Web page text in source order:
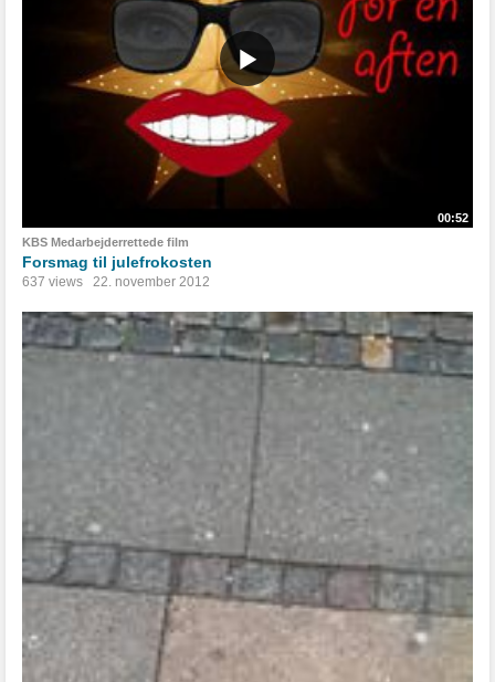
00:52
KBS Medarbejderrettede film
Forsmag til julefrokosten
637 views 22. november 2012